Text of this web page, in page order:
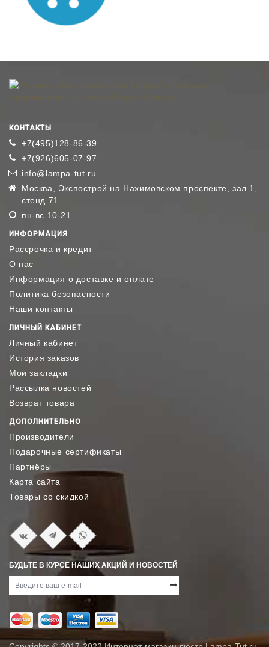
КОНТАКТЫ
+7(495)128-86-39
+7(926)605-07-97
info@lampa-tut.ru
Москва, Экспострой на Нахимовском проспекте, зал 1,
стенд 71
пн-вс 10-21
ИНФОРМАЦИЯ
Рассрочка и кредит
О нас
Информация о доставке и оплате
Политика безопасности
Наши контакты
ЛИЧНЫЙ КАБИНЕТ
Личный кабинет
История заказов
Мои закладки
Рассылка новостей
Возврат товара
ДОПОЛНИТЕЛЬНО
Производители
Подарочные сертификаты
Партнёры
Карта сайта
Товары со скидкой
БУДЬТЕ В КУРСЕ НАШИХ АКЦИЙ И НОВОСТЕЙ